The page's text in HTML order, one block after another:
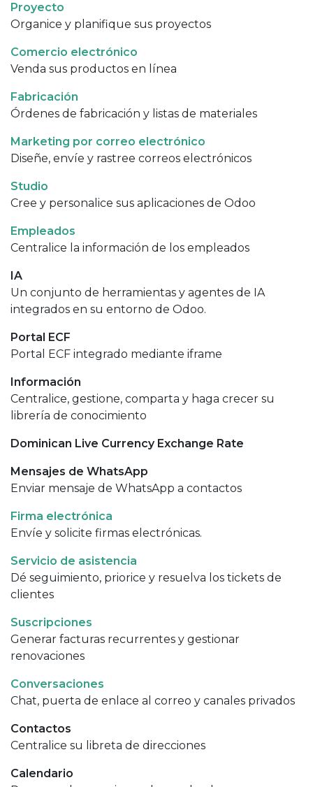
Proyecto
Organice y planifique sus proyectos
Comercio electrónico
Venda sus productos en línea
Fabricación
Órdenes de fabricación y listas de materiales
Marketing por correo electrónico
Diseñe, envíe y rastree correos electrónicos
Studio
Cree y personalice sus aplicaciones de Odoo
Empleados
Centralice la información de los empleados
IA
Un conjunto de herramientas y agentes de IA
integrados en su entorno de Odoo.
Portal ECF
Portal ECF integrado mediante iframe
Información
Centralice, gestione, comparta y haga crecer su
librería de conocimiento
Dominican Live Currency Exchange Rate
Mensajes de WhatsApp
Enviar mensaje de WhatsApp a contactos
Firma electrónica
Envíe y solicite firmas electrónicas.
Servicio de asistencia
Dé seguimiento, priorice y resuelva los tickets de
clientes
Suscripciones
Generar facturas recurrentes y gestionar
renovaciones
Conversaciones
Chat, puerta de enlace al correo y canales privados
Contactos
Centralice su libreta de direcciones
Calendario